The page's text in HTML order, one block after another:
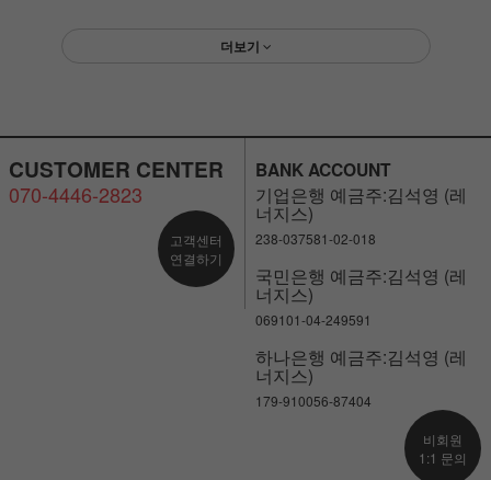
더보기
CUSTOMER CENTER
070-4446-2823
고객센터
연결하기
BANK ACCOUNT
기업은행 예금주:김석영 (레
너지스)
238-037581-02-018
국민은행 예금주:김석영 (레
너지스)
069101-04-249591
하나은행 예금주:김석영 (레
너지스)
179-910056-87404
비회원
1:1 문의